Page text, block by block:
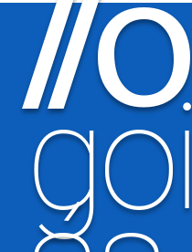
motoristas
por
cobrança
indevida do
Detran-GO
há 5 dias
//O
goi